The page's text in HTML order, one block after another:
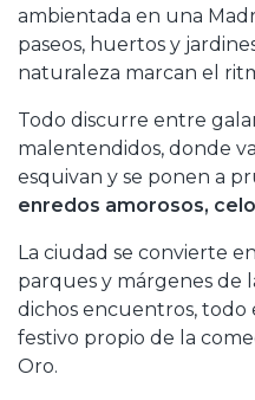
ambientada en una
paseos, huertos y
naturaleza marcan el
Todo discurre entre
malentendidos, donde
esquivan y se ponen a
enredos amorosos,
La ciudad se convierte
parques y márgenes de
dichos encuentros,
festivo propio de la
Oro.